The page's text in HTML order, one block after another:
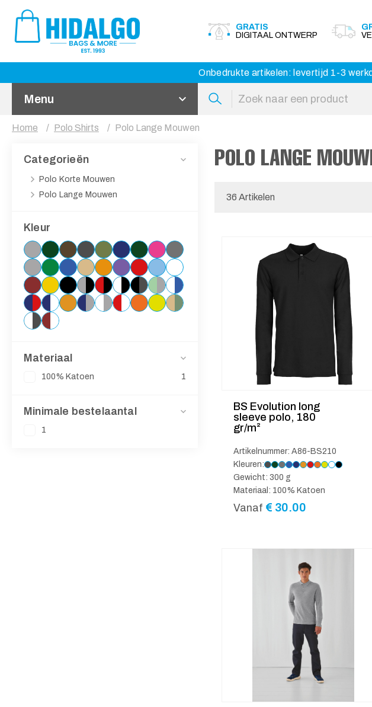
GRATIS
DIGITAAL ONTWERP
Onbedrukte artikelen: levertijd 1-3
Menu
Home Polo Shirts Polo Lange Mouwen
Categorieën
Polo Korte Mouwen
Polo Lange Mouwen
Kleur
Materiaal
100% Katoen 1
Minimale bestelaantal
1
POLO LANGE
36 Artikelen
BS Evolution long
sleeve polo, 180
gr/m²
Artikelnummer: A86-BS210
Kleuren:
Gewicht: 300 g
Materiaal: 100% Katoen
Vanaf € 30.00